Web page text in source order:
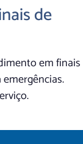
de
em finais